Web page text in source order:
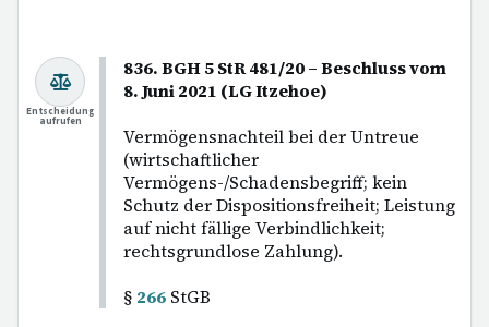
836. BGH 5 StR 481/20 – Beschluss vom
8. Juni 2021 (LG Itzehoe)
Vermögensnachteil bei der Untreue
(wirtschaftlicher
Vermögens-/Schadensbegriff; kein
Schutz der Dispositionsfreiheit; Leistung
auf nicht fällige Verbindlichkeit;
rechtsgrundlose Zahlung).
§ 266 StGB
Entscheidung
aufrufen